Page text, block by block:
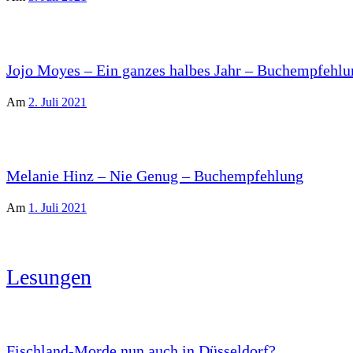
Jojo Moyes – Ein ganzes halbes Jahr –
Am 2. Juli 2021
Melanie Hinz – Nie Genug – Buchempfehlung
Am 1. Juli 2021
Lesungen